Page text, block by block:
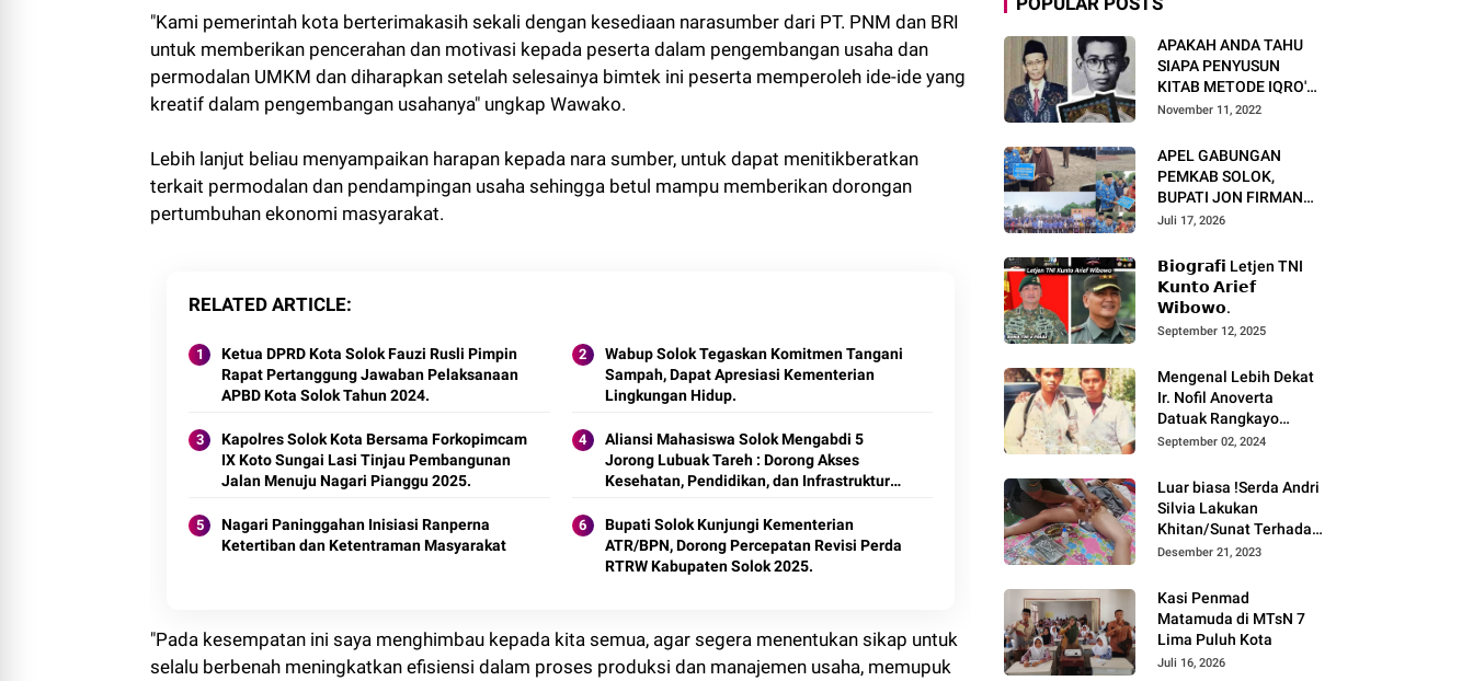
"Kami pemerintah kota berterimakasih sekali dengan kesediaan narasumber dari PT. PNM dan BRI
untuk memberikan pencerahan dan motivasi kepada peserta dalam pengembangan usaha dan
permodalan UMKM dan diharapkan setelah selesainya bimtek ini peserta memperoleh ide-ide yang
kreatif dalam pengembangan usahanya" ungkap Wawako.
Lebih lanjut beliau menyampaikan harapan kepada nara sumber, untuk dapat menitikberatkan
terkait permodalan dan pendampingan usaha sehingga betul mampu memberikan dorongan
pertumbuhan ekonomi masyarakat.
RELATED ARTICLE
Ketua DPRD Kota Solok Fauzi Rusli Pimpin
Rapat Pertanggung Jawaban Pelaksanaan
APBD Kota Solok Tahun 2024.
Wabup Solok Tegaskan Komitmen Tangani
Sampah, Dapat Apresiasi Kementerian
Lingkungan Hidup.
Kapolres Solok Kota Bersama Forkopimcam
IX Koto Sungai Lasi Tinjau Pembangunan
Jalan Menuju Nagari Pianggu 2025.
Aliansi Mahasiswa Solok Mengabdi 5
Jorong Lubuak Tareh : Dorong Akses
Kesehatan, Pendidikan, dan Infrastruktur
Nagari Paninggahan Inisiasi Ranperna
Ketertiban dan Ketentraman Masyarakat
Bupati Solok Kunjungi Kementerian
ATR/BPN, Dorong Percepatan Revisi Perda
RTRW Kabupaten Solok 2025.
"Pada kesempatan ini saya menghimbau kepada kita semua, agar segera menentukan sikap untuk
selalu berbenah meningkatkan efisiensi dalam proses produksi dan manajemen usaha, memupuk
APAKAH ANDA TAHU
SIAPA PENYUSUN
KITAB METODE IQRO'?
INI BIOGRAFI KH. AS'AD
November 11, 2022
APEL GABUNGAN
PEMKAB SOLOK,
BUPATI JON FIRMAN
PANDU TEKANKAN ASN
DAN PELAYANAN
MASYARAKAT.
Juli 17, 2026
𝗕𝗶𝗼𝗴𝗿𝗮𝗳𝗶 Letjen TNI
𝗞𝘂𝗻𝘁𝗼 𝗔𝗿𝗶𝗲𝗳
𝗪𝗶𝗯𝗼𝘄𝗼.
September 12, 2025
Mengenal Lebih Dekat
Ir. Nofil Anoverta
Datuak Rangkayo
Batuah Cawako
September 02, 2024
Luar biasa !Serda Andri
Silvia Lakukan
Khitan/Sunat Terhadap
Anak Warga Binaannya
Desember 21, 2023
Kasi Penmad
Matamuda di MTsN 7
Lima Puluh Kota
Juli 16, 2026